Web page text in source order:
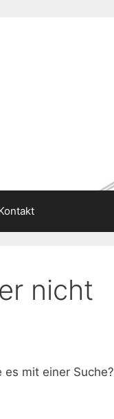
nicht
mit einer Suche?